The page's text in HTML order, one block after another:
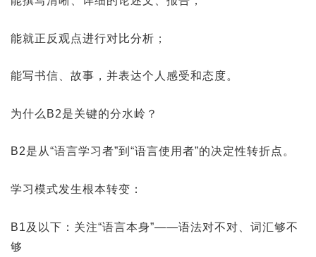
能就正反观点进行对比分析；
能写书信、故事，并表达个人感受和态度。
为什么B2是关键的分水岭？
B2是从“语言学习者”到“语言使用者”的决定性转折点。
学习模式发生根本转变：
B1及以下：关注“语言本身”——语法对不对、词汇够不
够